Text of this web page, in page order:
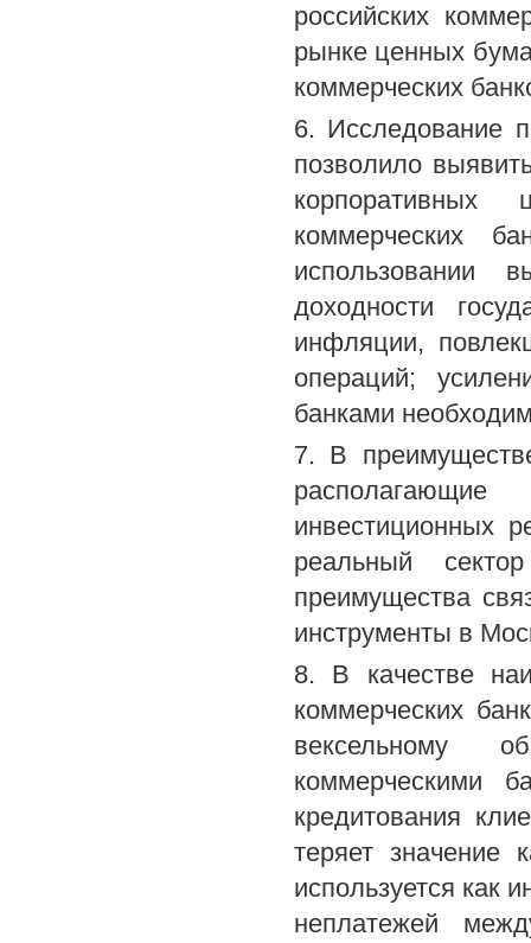
российских
рынке ценных
коммерческих
6. Исследование
позволило
корпоративных
коммерческих
использовании
доходности
инфляции,
операций;
банками
7. В
инвестиционных
реальный
преимущества
инструменты в
8. В качестве
коммерческих
вексельному
коммерческими
кредитования
теряет значение
используется как
неплатежей